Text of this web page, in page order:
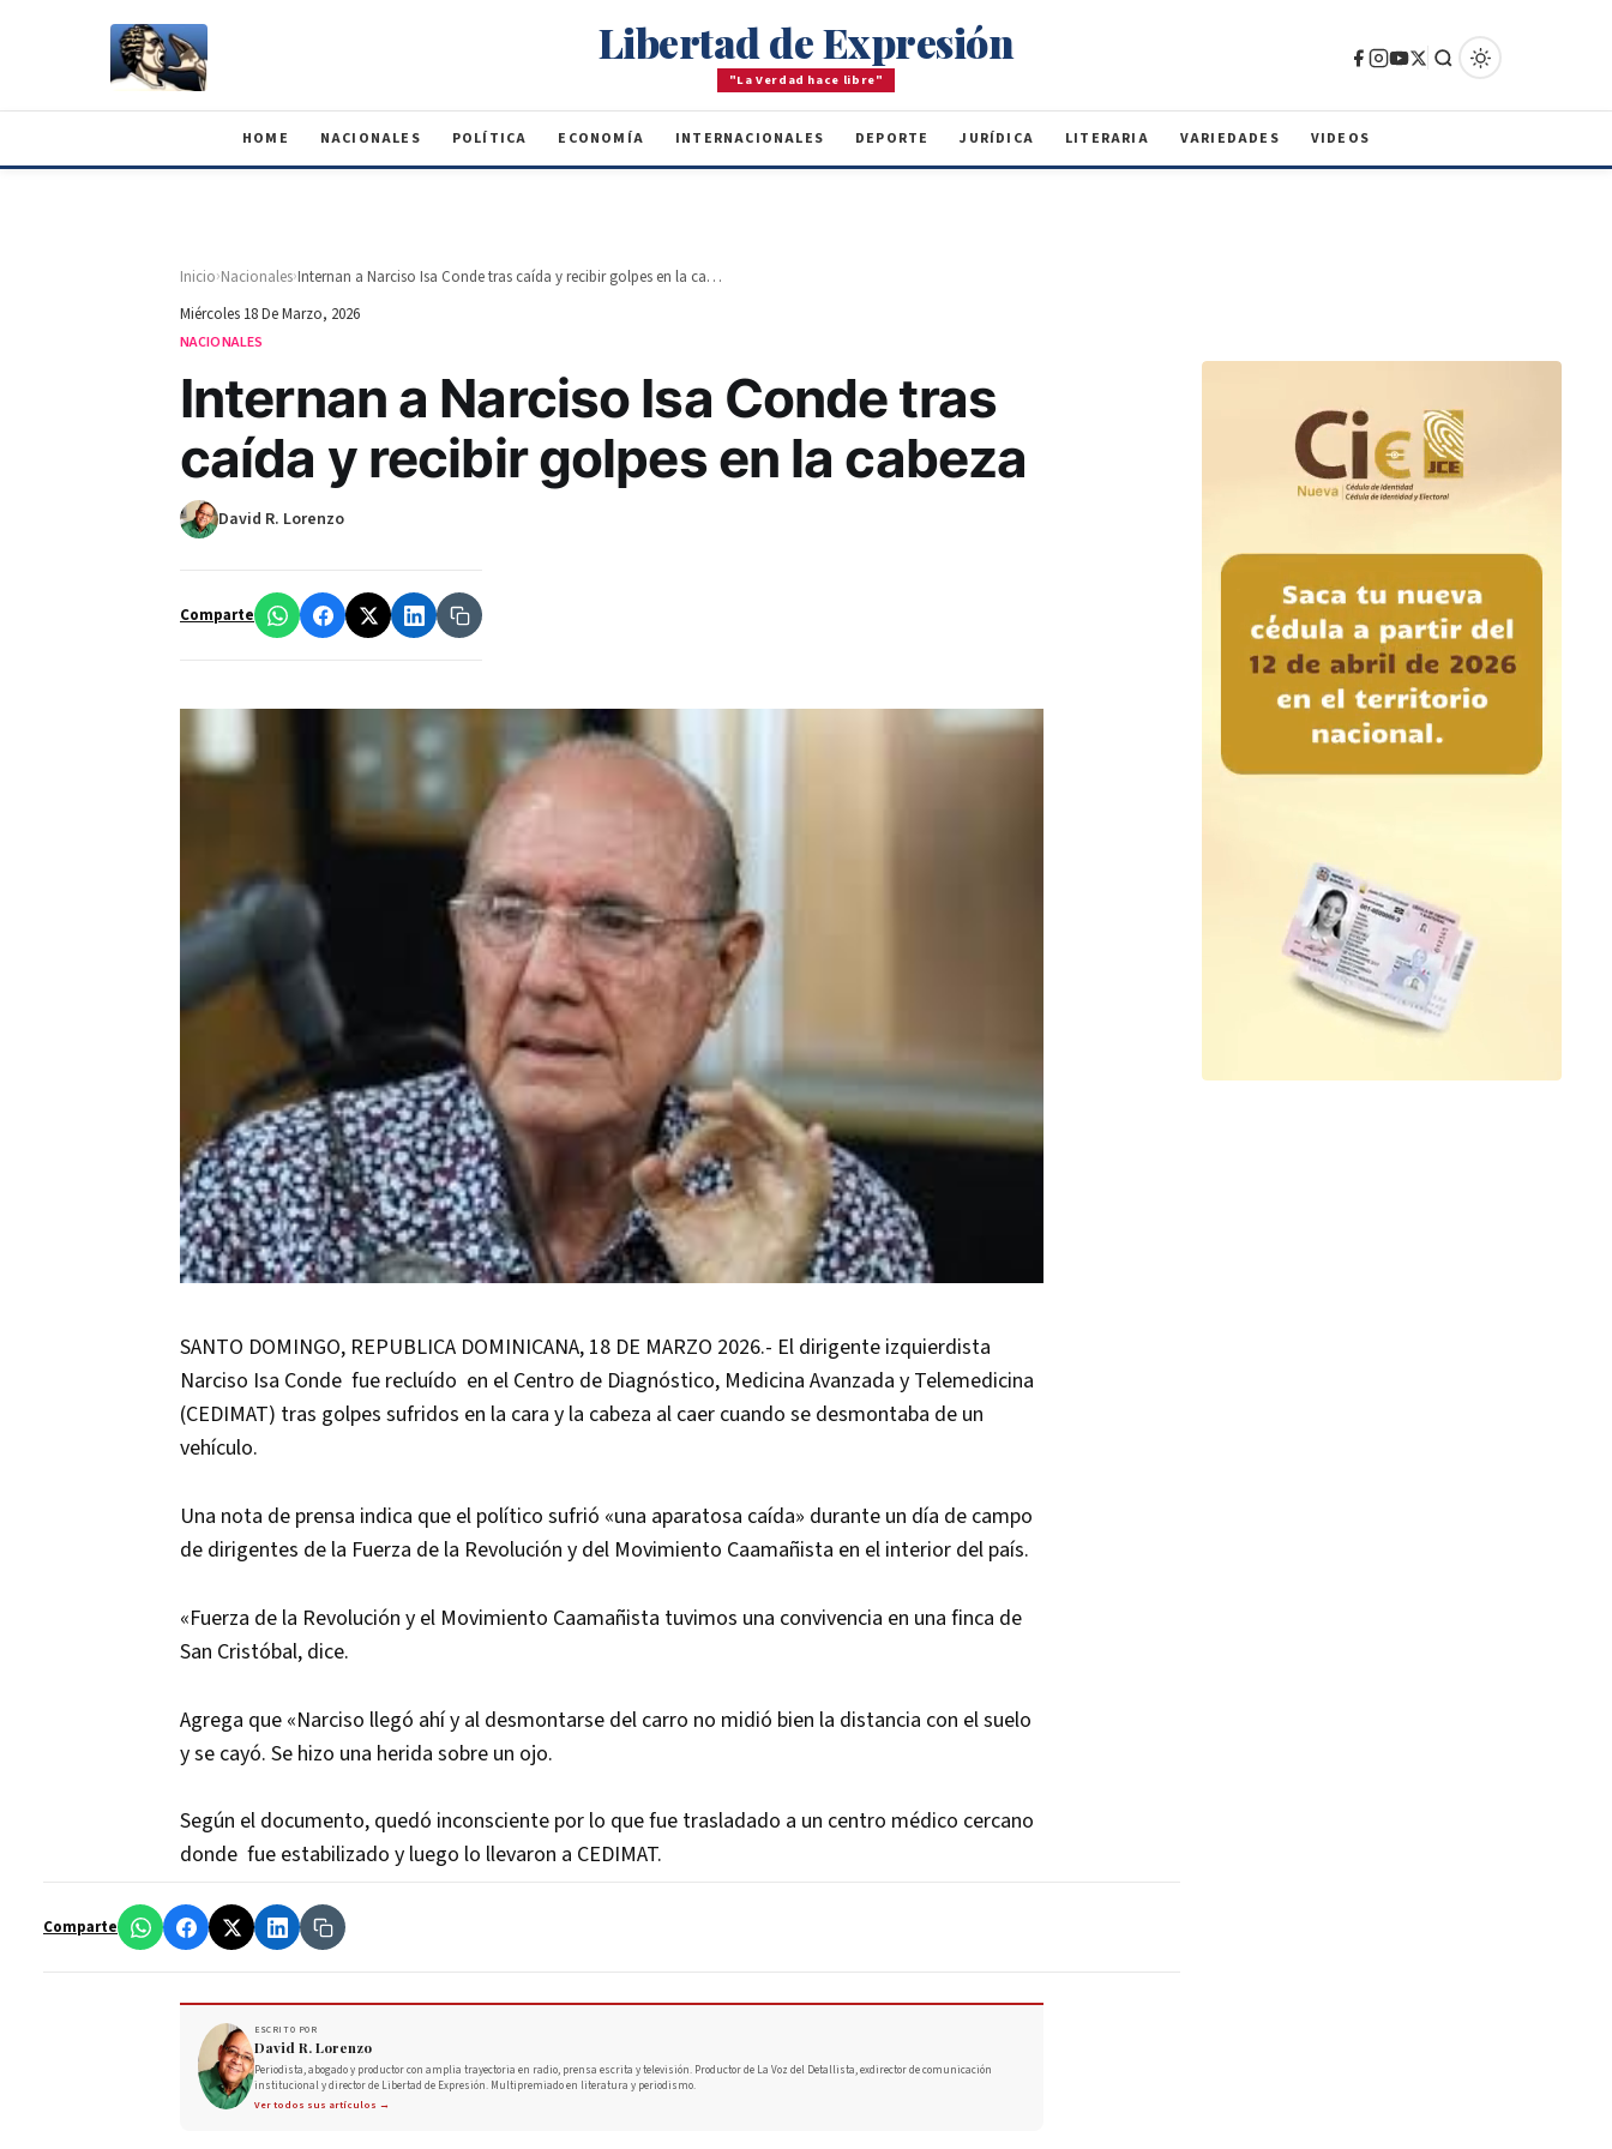
Libertad de Expresión
"La Verdad hace libre"
HOME NACIONALES POLÍTICA ECONOMÍA INTERNACIONALES DEPORTE JURÍDICA LITERARIA VARIEDADES VIDEOS
Inicio›Nacionales›
Internan a Narciso Isa Conde tras caída y recibir golpes en la cabeza
Miércoles 18 De Marzo, 2026
NACIONALES
Internan a Narciso Isa Conde tras
caída y recibir golpes en la cabeza
David R. Lorenzo
Comparte
SANTO DOMINGO, REPUBLICA DOMINICANA, 18 DE MARZO 2026.- El dirigente izquierdista
Narciso Isa Conde fue recluído en el Centro de Diagnóstico, Medicina Avanzada y Telemedicina
(CEDIMAT) tras golpes sufridos en la cara y la cabeza al caer cuando se desmontaba de un
vehículo.
Una nota de prensa indica que el político sufrió «una aparatosa caída» durante un día de campo
de dirigentes de la Fuerza de la Revolución y del Movimiento Caamañista en el interior del país.
«Fuerza de la Revolución y el Movimiento Caamañista tuvimos una convivencia en una finca de
San Cristóbal, dice.
Agrega que «Narciso llegó ahí y al desmontarse del carro no midió bien la distancia con el suelo
y se cayó. Se hizo una herida sobre un ojo.
Según el documento, quedó inconsciente por lo que fue trasladado a un centro médico cercano
donde fue estabilizado y luego lo llevaron a CEDIMAT.
Comparte
ESCRITO POR
David R. Lorenzo
Periodista, abogado y productor con amplia trayectoria en radio, prensa escrita y televisión. Productor de La Voz del Detallista, exdirector de comunicación
institucional y director de Libertad de Expresión. Multipremiado en literatura y periodismo.
Ver todos sus artículos →